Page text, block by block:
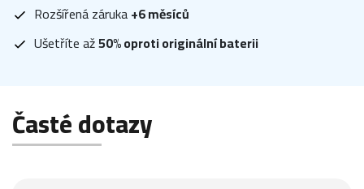
Rozšířená záruka+6 měsíců
Ušetříte až50% oproti originální baterii
Časté dotazy